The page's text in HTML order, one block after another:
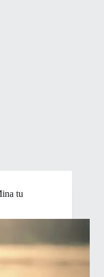
tu